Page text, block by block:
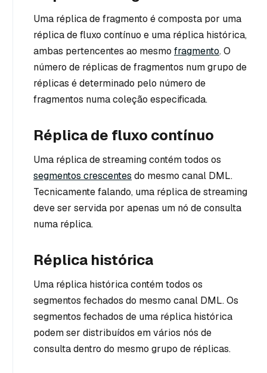
Uma réplica de fragmento é composta por uma
réplica de fluxo contínuo e uma réplica histórica,
ambas pertencentes ao mesmo fragmento. O
número de réplicas de fragmentos num grupo de
réplicas é determinado pelo número de
fragmentos numa coleção especificada.
Réplica de fluxo contínuo
Uma réplica de streaming contém todos os
segmentos crescentes do mesmo canal DML.
Tecnicamente falando, uma réplica de streaming
deve ser servida por apenas um nó de consulta
numa réplica.
Réplica histórica
Uma réplica histórica contém todos os
segmentos fechados do mesmo canal DML. Os
segmentos fechados de uma réplica histórica
podem ser distribuídos em vários nós de
consulta dentro do mesmo grupo de réplicas.